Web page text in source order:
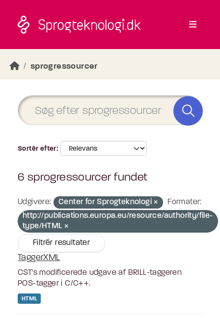
sprogressourcer
Sortér efter
6 sprogressourcer fundet
Udgivere: Center for Sprogteknologi
Formater:
http://publications.europa.eu/resource/authority/file-
type/HTML
Filtrér resultater
TaggerXML
CST's modificerede udgave af BRILL-taggeren
POS-tagger i C/C++.
HTML